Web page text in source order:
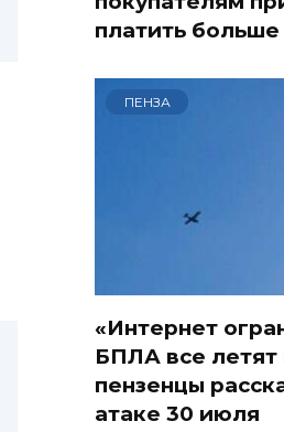
платить больше
ПЕНЗА
«Интернет
БПЛА все летят
пензенцы
атаке 30 июля